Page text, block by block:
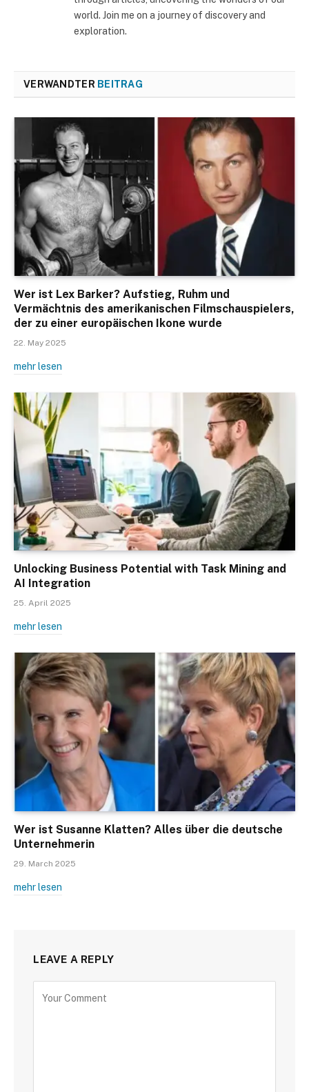
world. Join me on a journey of discovery and
exploration.
VERWANDTER BEITRAG
Wer ist Lex Barker? Aufstieg, Ruhm und
Vermächtnis des amerikanischen Filmschauspielers,
der zu einer europäischen Ikone wurde
22. May 2025
mehr lesen
Unlocking Business Potential with Task Mining and
AI Integration
25. April 2025
mehr lesen
Wer ist Susanne Klatten? Alles über die deutsche
Unternehmerin
29. March 2025
mehr lesen
LEAVE A REPLY